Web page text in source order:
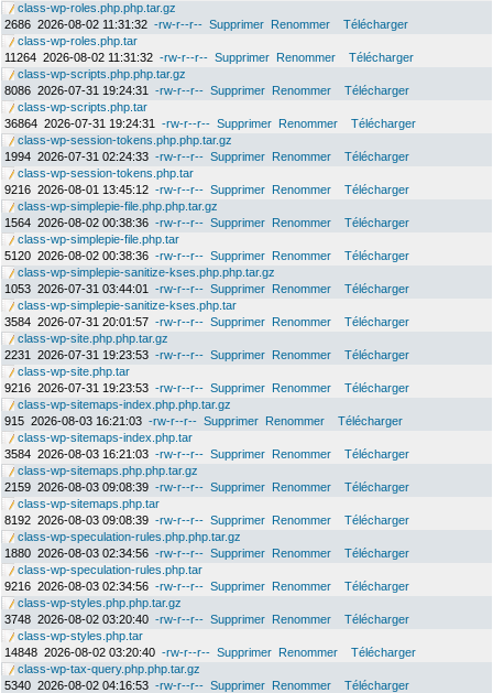
class-wp-roles.php.php.tar.gz
2686 2026-08-02 11:31:32 -rw-r--r-- Supprimer Renommer
Télécharger
class-wp-roles.php.tar
11264 2026-08-02 11:31:32 -rw-r--r-- Supprimer Renommer
Télécharger
class-wp-scripts.php.php.tar.gz
8086 2026-07-31 19:24:31 -rw-r--r-- Supprimer Renommer
Télécharger
class-wp-scripts.php.tar
36864 2026-07-31 19:24:31 -rw-r--r-- Supprimer Renommer
Télécharger
class-wp-session-tokens.php.php.tar.gz
1994 2026-07-31 02:24:33 -rw-r--r-- Supprimer Renommer
Télécharger
class-wp-session-tokens.php.tar
9216 2026-08-01 13:45:12 -rw-r--r-- Supprimer Renommer
Télécharger
class-wp-simplepie-file.php.php.tar.gz
1564 2026-08-02 00:38:36 -rw-r--r-- Supprimer Renommer
Télécharger
class-wp-simplepie-file.php.tar
5120 2026-08-02 00:38:36 -rw-r--r-- Supprimer Renommer
Télécharger
class-wp-simplepie-sanitize-kses.php.php.tar.gz
1053 2026-07-31 03:44:01 -rw-r--r-- Supprimer Renommer
Télécharger
class-wp-simplepie-sanitize-kses.php.tar
3584 2026-07-31 20:01:57 -rw-r--r-- Supprimer Renommer
Télécharger
class-wp-site.php.php.tar.gz
2231
2026-07-31 19:23:53 -rw-r--r-- Supprimer Renommer
Télécharger
class-wp-site.php.tar
9216 2026-07-31 19:23:53 -rw-r--r-- Supprimer Renommer
Télécharger
class-wp-sitemaps-index.php.php.tar.gz
915 2026-08-03 16:21:03 -rw-r--r-- Supprimer Renommer
Télécharger
class-wp-sitemaps-index.php.tar
3584 2026-08-03 16:21:03 -rw-r--r-- Supprimer Renommer
Télécharger
class-wp-sitemaps.php.php.tar.gz
2159 2026-08-03 09:08:39 -rw-r--r-- Supprimer Renommer
Télécharger
class-wp-sitemaps.php.tar
8192 2026-08-03 09:08:39 -rw-r--r-- Supprimer Renommer
Télécharger
class-wp-speculation-rules.php.php.tar.gz
1880 2026-08-03 02:34:56 -rw-r--r-- Supprimer Renommer
Télécharger
class-wp-speculation-rules.php.tar
9216 2026-08-03 02:34:56 -rw-r--r-- Supprimer Renommer
Télécharger
class-wp-styles.php.php.tar.gz
3748 2026-08-02 03:20:40 -rw-r--r-- Supprimer Renommer
Télécharger
class-wp-styles.php.tar
14848 2026-08-02 03:20:40 -rw-r--r-- Supprimer Renommer
Télécharger
class-wp-tax-query.php.php.tar.gz
5340 2026-08-02 04:16:53 -rw-r--r-- Supprimer Renommer
Télécharger